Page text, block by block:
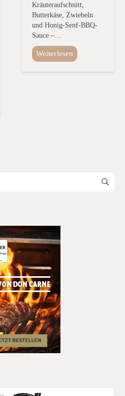
Kräuteraufschnitt,
Butterkäse, Zwiebeln
und Honig-Senf-BBQ-
Sauce –…
Weiterlesen